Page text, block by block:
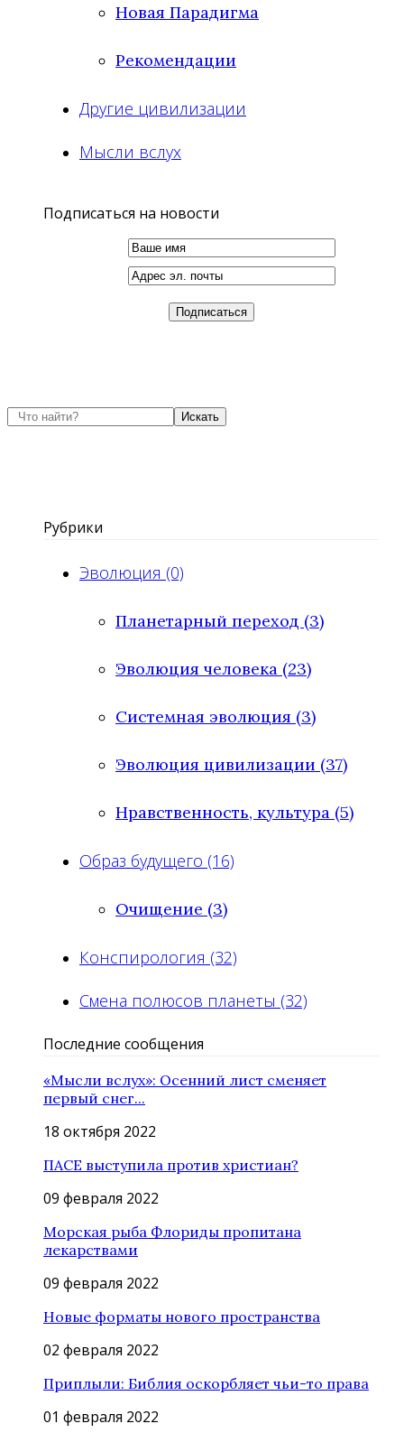
Новая Парадигма
Рекомендации
Другие цивилизации
Мысли вслух
Подписаться на новости
Искать
Рубрики
Эволюция (0)
Планетарный переход (3)
Эволюция человека (23)
Системная эволюция (3)
Эволюция цивилизации (37)
Нравственность, культура (5)
Образ будущего (16)
Очищение (3)
Конспирология (32)
Смена полюсов планеты (32)
Последние сообщения
«Мысли вслух»: Осенний лист сменяет
первый снег...
18 октября 2022
ПАСЕ выступила против христиан?
09 февраля 2022
Морская рыба Флориды пропитана
лекарствами
09 февраля 2022
Новые форматы нового пространства
02 февраля 2022
Приплыли: Библия оскорбляет чьи-то права
01 февраля 2022